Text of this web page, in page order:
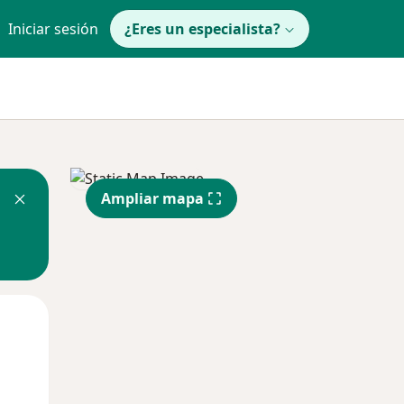
Iniciar sesión ¿Eres un especialista?
Ampliar mapa